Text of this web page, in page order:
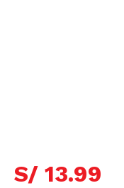
S/ 13.99